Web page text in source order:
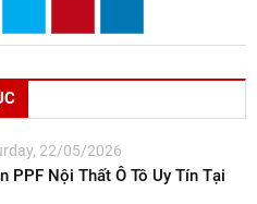
22/05/2026
PPF Nội Thất Ô Tô Uy Tín Tại